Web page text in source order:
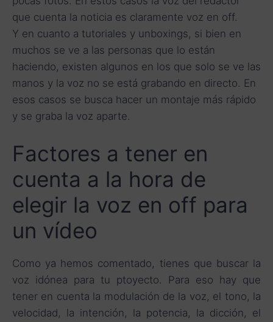
que cuenta la noticia es claramente voz en off.
Y en cuanto a tutoriales y unboxings, si bien en
muchos se ve a las personas que lo están
haciendo, existen algunos en los que solo se ve las
manos y la voz no se está grabando en directo. En
esos casos se busca hacer un montaje más rápido
y se graba la voz aparte.
Factores a tener en
cuenta a la hora de
elegir la voz en off para
un vídeo
Como ya hemos comentado, tienes que buscar la
voz idónea para tu ptoyecto. Para eso hay que
tener en cuenta la modulación de la voz, el tono, la
velocidad, la intención, la potencia, la dicción, el